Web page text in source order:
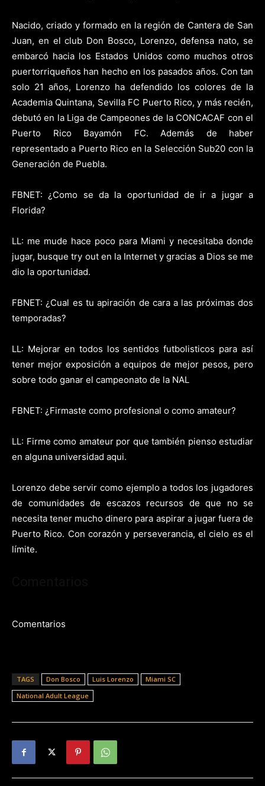
Nacido, criado y formado en la región de Cantera de San
Juan, en el club Don Bosco, Lorenzo, defensa nato, se
embarcó hacia los Estados Unidos como muchos otros
puertorriqueños han hecho en los pasados años. Con tan
solo 21 años, Lorenzo ha defendido los colores de la
Academia Quintana, Sevilla FC Puerto Rico, y más recién,
debutó en la Liga de Campeones de la CONCACAF con el
Puerto Rico Bayamón FC. Además de haber
representado a Puerto Rico en la Selección Sub20 con la
Generación de Puebla.
FBNET: ¿Como se da la oportunidad de ir a jugar a
Florida?
LL: me mude hace poco para Miami y necesitaba donde
jugar, busque try out en la Internet y gracias a Dios se me
dio la oportunidad.
FBNET: ¿Cual es tu apiración de cara a las próximas dos
temporadas?
LL: Mejorar en todos los sentidos futbolisticos para así
tener mejor exposición a equipos de mejor pesos, pero
sobre todo ganar el campeonato de la NAL
FBNET: ¿Firmaste como profesional o como amateur?
LL: Firme como amateur por que también pienso estudiar
en alguna universidad aqui.
Lorenzo debe servir como ejemplo a todos los jugadores
de comunidades de escazos recursos de que no se
necesita tener mucho dinero para aspirar a jugar fuera de
Puerto Rico. Con corazón y perseverancia, el cielo es el
límite.
Comentarios
TAGS Don Bosco Luis Lorenzo
Miami SC
National Adult League